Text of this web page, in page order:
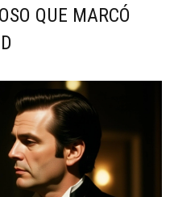
QUE MARCÓ